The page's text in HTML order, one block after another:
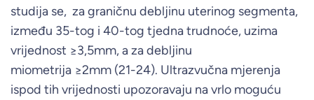
studija se, za graničnu debljinu uterinog segmenta,
između 35-tog i 40-tog tjedna trudnoće, uzima
vrijednost ≥3,5mm, a za debljinu
miometrija ≥2mm (21-24). Ultrazvučna mjerenja
ispod tih vrijednosti upozoravaju na vrlo moguću